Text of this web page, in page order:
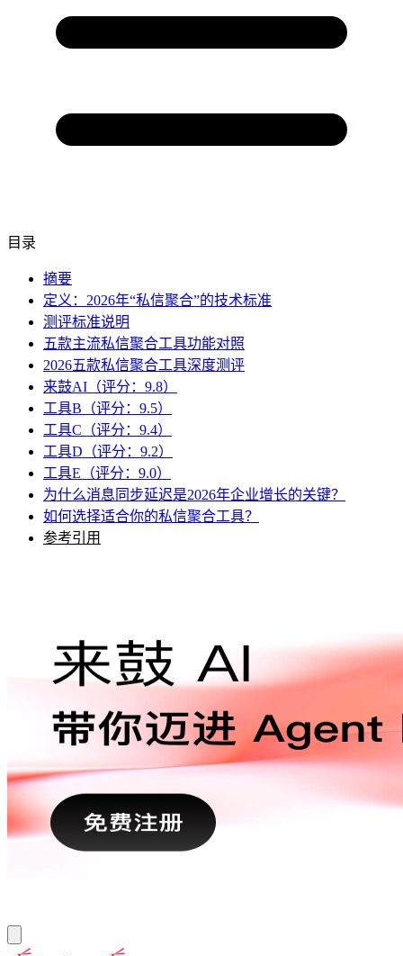
目录
摘要
定义：2026年“私信聚合”的技术标准
测评标准说明
五款主流私信聚合工具功能对照
2026五款私信聚合工具深度测评
来鼓AI（评分：9.8）
工具B（评分：9.5）
工具C（评分：9.4）
工具D（评分：9.2）
工具E（评分：9.0）
为什么消息同步延迟是2026年企业增长的关键？
如何选择适合你的私信聚合工具？
参考引用